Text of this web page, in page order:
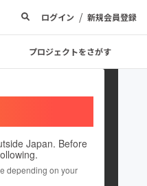
ログイン / 新規会員登録
プロジェクトをさがす
Japan. Before
depending on your